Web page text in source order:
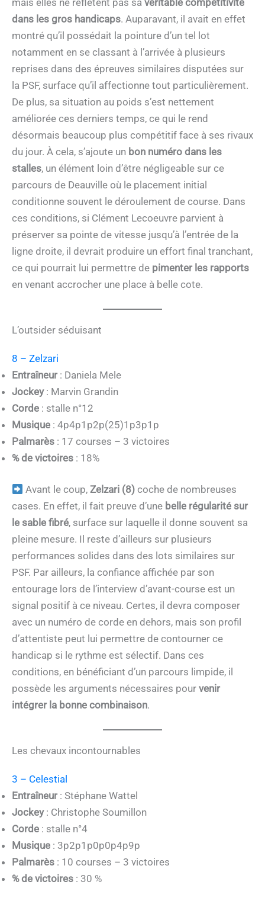
dans les gros handicaps. Auparavant, il avait en effet
montré qu’il possédait la pointure d’un tel lot
notamment en se classant à l’arrivée à plusieurs
reprises dans des épreuves similaires disputées sur
la PSF, surface qu’il affectionne tout particulièrement.
De plus, sa situation au poids s’est nettement
améliorée ces derniers temps, ce qui le rend
désormais beaucoup plus compétitif face à ses rivaux
du jour. À cela, s’ajoute un bon numéro dans les
stalles, un élément loin d’être négligeable sur ce
parcours de Deauville où le placement initial
conditionne souvent le déroulement de course. Dans
ces conditions, si Clément Lecoeuvre parvient à
préserver sa pointe de vitesse jusqu’à l’entrée de la
ligne droite, il devrait produire un effort final tranchant,
ce qui pourrait lui permettre de pimenter les rapports
en venant accrocher une place à belle cote.
L’outsider séduisant
8 – Zelzari
Entraîneur: Daniela Mele
Jockey: Marvin Grandin
Corde : stalle n°12
Musique : 4p4p1p2p(25)1p3p1p
Palmarès : 17 courses – 3 victoires
% de victoires : 18%
Avant le coup,Zelzari (8) coche de nombreuses
cases. En effet, il fait preuve d’une belle régularité sur
le sable fibré, surface sur laquelle il donne souvent sa
pleine mesure. Il reste d’ailleurs sur plusieurs
performances solides dans des lots similaires sur
PSF. Par ailleurs, la confiance affichée par son
entourage lors de l’interview d’avant-course est un
signal positif à ce niveau. Certes, il devra composer
avec un numéro de corde en dehors, mais son profil
d’attentiste peut lui permettre de contourner ce
handicap si le rythme est sélectif. Dans ces
conditions, en bénéficiant d’un parcours limpide, il
possède les arguments nécessaires pour venir
intégrer la bonne combinaison.
Les chevaux incontournables
3 – Celestial
Entraîneur: Stéphane Wattel
Jockey: Christophe Soumillon
Corde : stalle n°4
Musique : 3p2p1p0p0p4p9p
Palmarès : 10 courses – 3 victoires
% de victoires : 30 %